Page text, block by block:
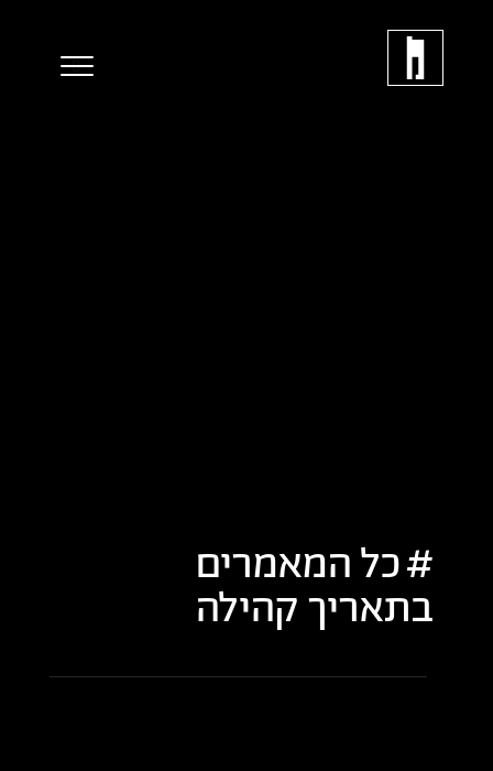
כל המאמרים
בתאריךקהילה